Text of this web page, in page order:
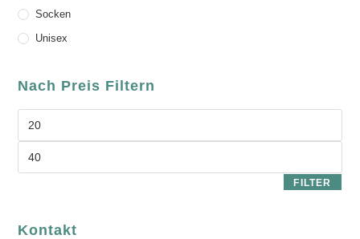
Socken
Unisex
Nach Preis Filtern
FILTER
Kontakt